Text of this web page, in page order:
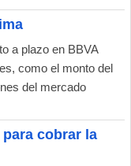
a plazo en BBVA
como el monto del
del mercado
cobrar la